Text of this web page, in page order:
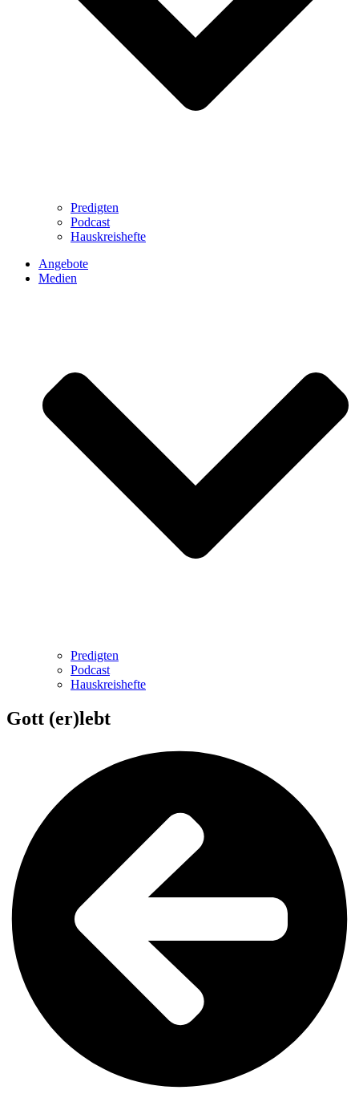
Predigten
Podcast
Hauskreishefte
Angebote
Medien
Predigten
Podcast
Hauskreishefte
Gott (er)lebt